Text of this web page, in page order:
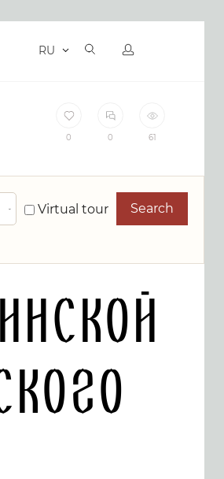
RU
0 0 61
Virtual tour Search